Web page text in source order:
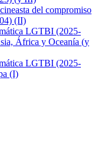
del compromiso
(II)
LGTBI (2025-
África y Oceanía (y
LGTBI (2025-
(I)